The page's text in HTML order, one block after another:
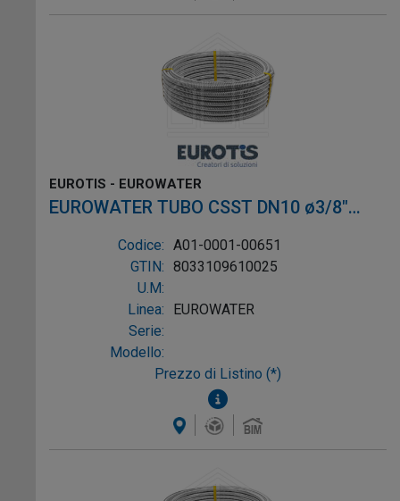
EUROTIS - EUROWATER
EUROWATER TUBO CSST DN10 ø3/8"
L.30m AISI304 W-1P
Codice: A01-0001-00651
GTIN: 8033109610025
U.M:
Linea:
EUROWATER
Serie:
Modello:
Prezzo di Listino (*)